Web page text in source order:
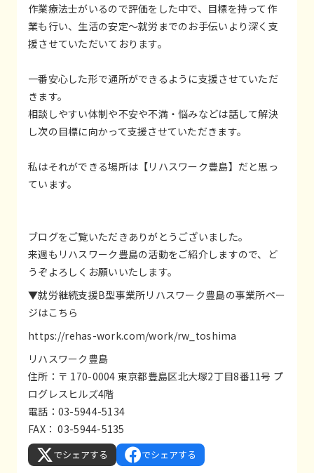
作業療法士がいるので評価をした中で、目標を持って作
業も行い、生活の安定～就労までのお手伝いより深く支
援させていただいております。
一番安心した形で通所ができるように支援させていただ
きます。
相談しやすい体制や不安や不満・悩みなどは話して解決
し次の目標に向かって支援させていただきます。
私はそれができる場所は【リハスワーク豊島】だと思っ
ています。
ブログをご覧いただきありがとうございました。
来週もリハスワーク豊島の活動をご紹介しますので、ど
うぞよろしくお願いいたします。
▼就労継続支援B型事業所リハスワーク豊島の事業所ペー
ジはこちら
https://rehas-work.com/work/rw_toshima
リハスワーク豊島
住所：〒 170-0004 東京都豊島区北大塚2丁目8番11号 プ
ログレスヒルズ4階
電話：03-5944-5134
FAX： 03-5944-5135
でシェアする でシェアする